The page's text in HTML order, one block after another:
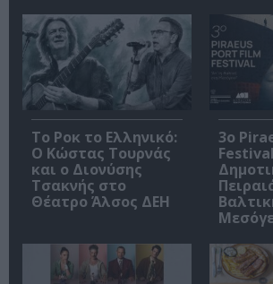
Το Ροκ το Ελληνικό:
Ο Κώστας Τουρνάς
και ο Διονύσης
Τσακνής στο
Θέατρο Άλσος ΔΕΗ
3o